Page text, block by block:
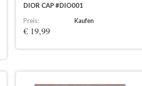
DIOR CAP #DIO001
Preis:
€ 19,99
Kaufen